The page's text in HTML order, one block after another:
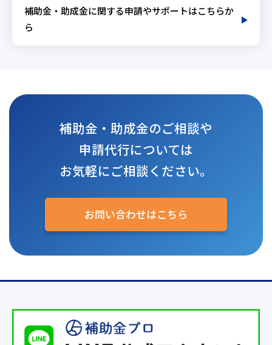
補助金・助成金に関する申請やサポートはこちらか
ら
補助金・助成金のご相談や
申請代行については
お気軽にご相談ください。
お問い合わせはこちら